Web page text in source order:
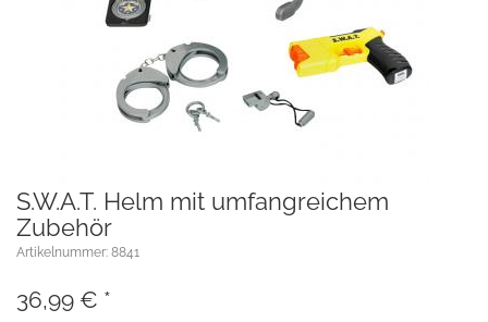
S.W.A.T. Helm mit umfangreichem
Zubehör
Artikelnummer: 8841
36,99 € *